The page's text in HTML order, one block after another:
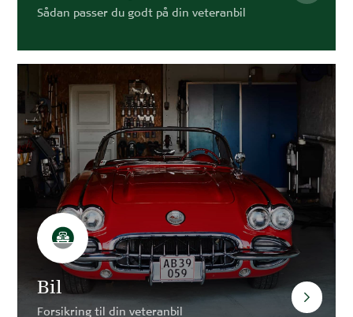
Sådan passer du godt på din veteranbil
Bil
Forsikring til din veteranbil